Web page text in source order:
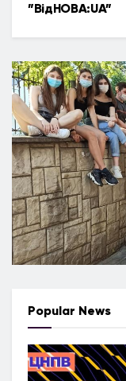
”ВідНОВА:UA”
Popular News